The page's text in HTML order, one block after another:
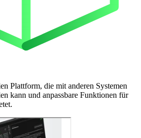
Plattform, die mit anderen Systemen
kann und anpassbare Funktionen für